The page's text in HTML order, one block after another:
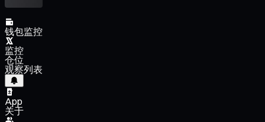
钱包监控
监控
仓位
观察列表
App
关于